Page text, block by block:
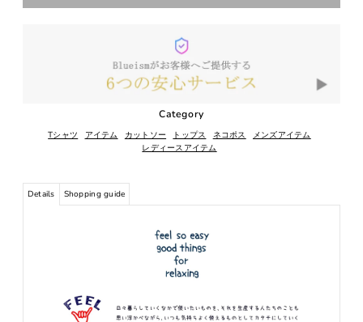
Category
Tシャツ アイテム カットソー トップス ネコポス
メンズアイテム
レディースアイテム
Details Shopping guide